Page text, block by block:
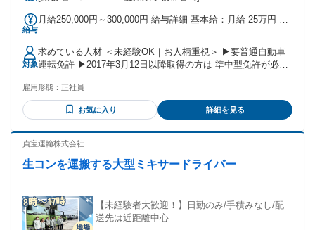
給与
月給250,000円～300,000円 給与詳細 基本給：月給 25万円 〜
れる通勤・皆勤・家族手当金額：なし 全員に一律で支払われ
るその他手当金額：なし ※残業あり（残業代は1分単位で支
給） 【手当別途支給】 交通費（全額） 無事故手当 家族手
当：5000円（配偶者） 5000円（子1人/2人まで）、1000円（3
社命による異動があった場合（規定あり）
対象
求めている人材 ＜未経験OK｜お人柄重視＞ ▶要普通自動車
運転免許 ▶2017年3月12日以降取得の方は 準中型免許が必要
す 】 ・未経験からスタートしたい方 ・ブランクがあっても
気にしない ・経験者はスキルを活かして即戦力に 20代・30
代・40代・50代と、 幅広い年代のスタッフが活躍中です。 ＊
まざま！ あなたのキャリアも、ここで活きます◎ ・配送ドラ
業経験者 ･ 業種の経験よりも、 誠実に仕事と向き合えるお人
雇用形態： 正社員
お気に入り 詳細を見る
貞宝運輸株式会社
生コンを運搬する大型ミキサードライバー
【未経験者大歓迎！】日勤のみ/手積みなし/配
送先は近距離中心